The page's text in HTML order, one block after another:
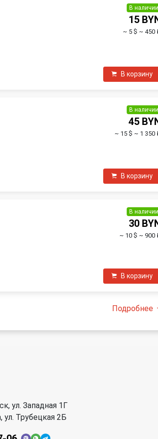
В наличии
15
~ 5 $ ~ 450
В корзину
В наличии
45
~ 15 $ ~ 1 350
В корзину
В наличии
30
~ 10 $ ~ 900
В корзину
Подробнее
ул. Западная 1Г
ул. Трубецкая 2Б